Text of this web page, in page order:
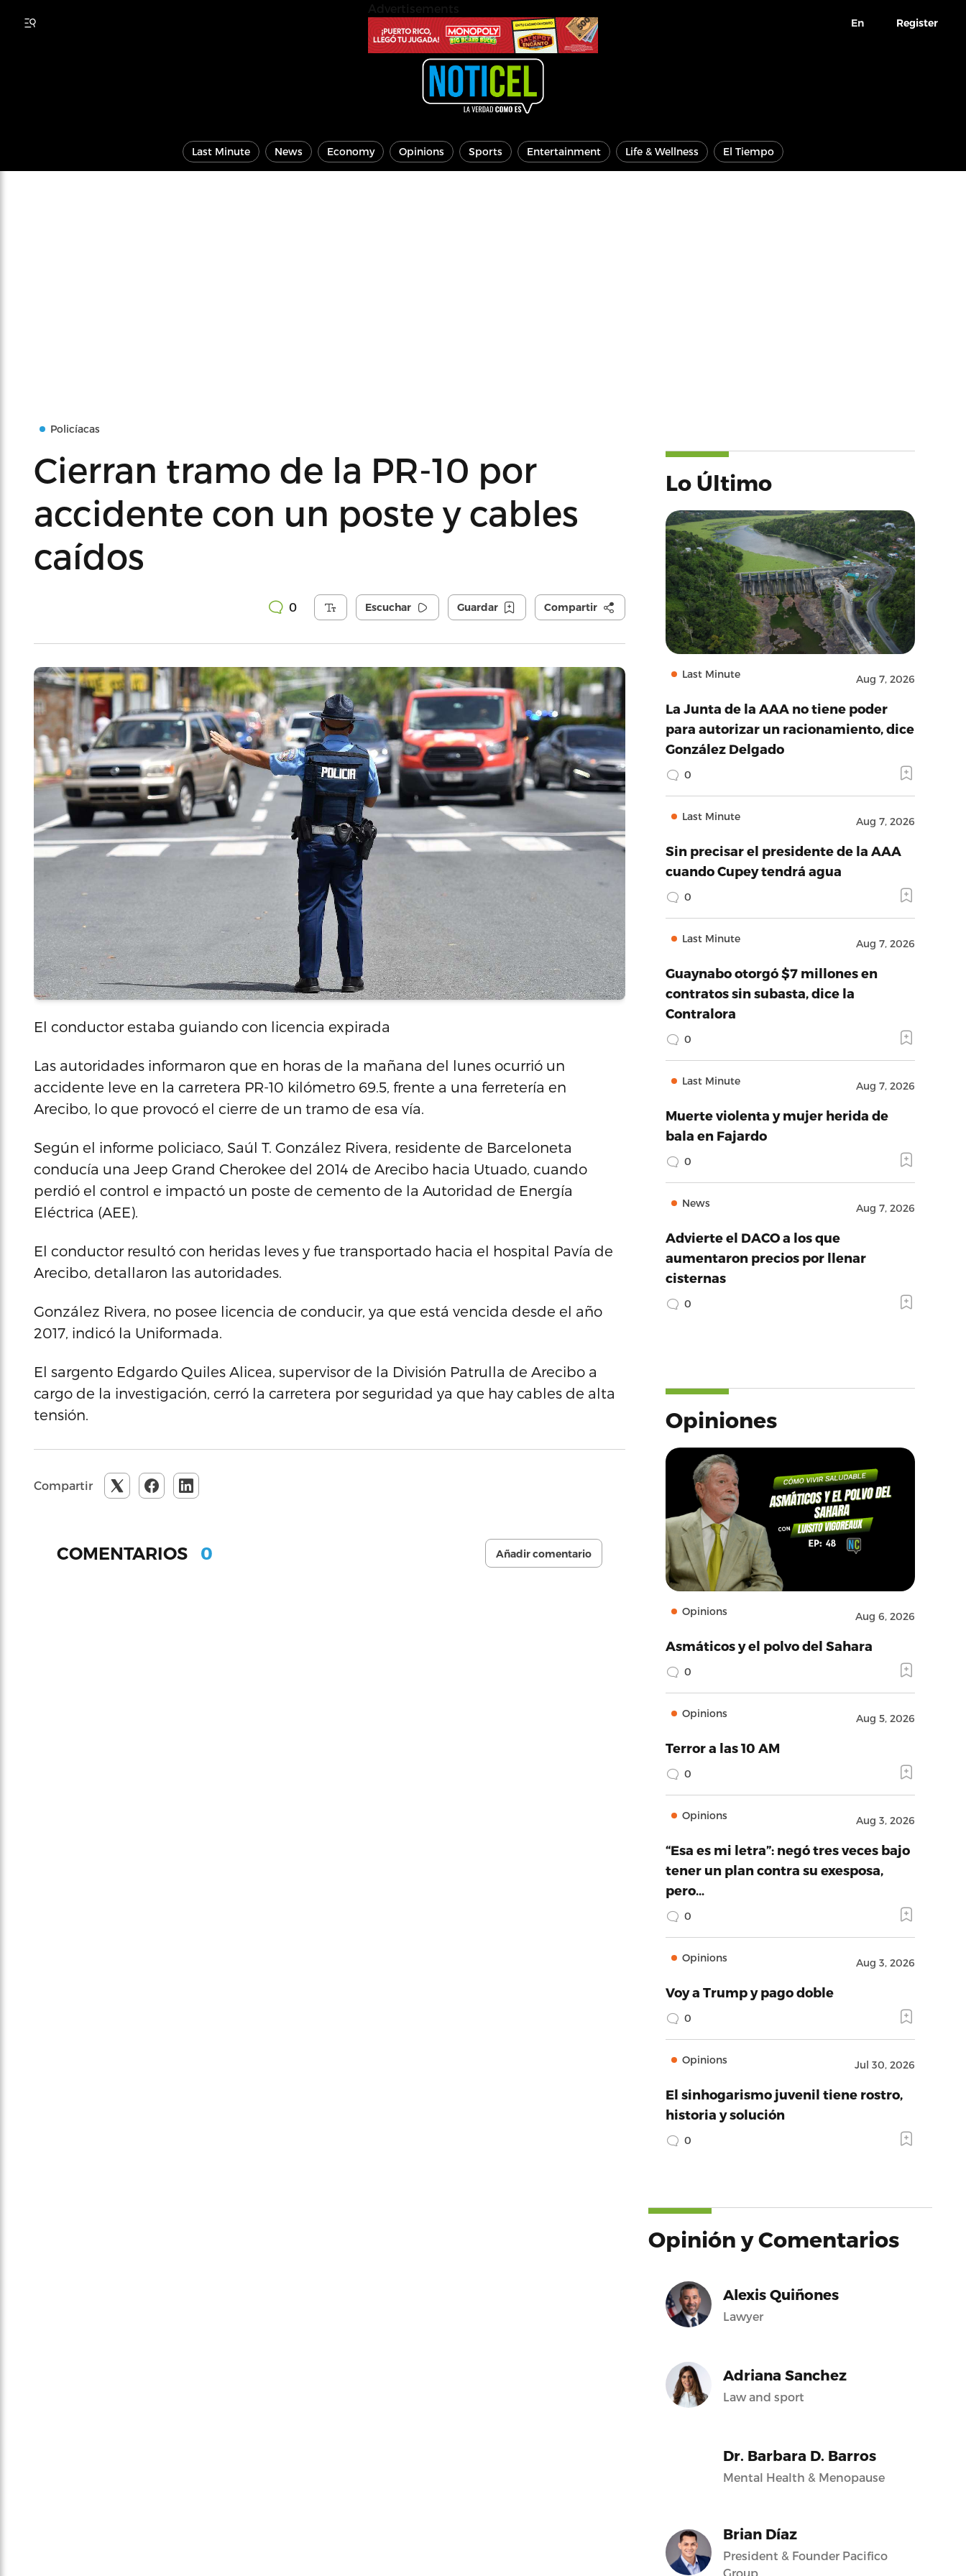
En Register
Last Minute News Economy Opinions Sports Entertainment Life & Wellness El Tiempo
Policíacas
Cierran tramo de la PR-10 por
accidente con un poste y cables
caídos
0 Escuchar Guardar Compartir
El conductor estaba guiando con licencia expirada
Las autoridades informaron que en horas de la mañana del lunes ocurrió un
accidente leve en la carretera PR-10 kilómetro 69.5, frente a una ferretería en
Arecibo, lo que provocó el cierre de un tramo de esa vía.
Según el informe policiaco, Saúl T. González Rivera, residente de Barceloneta
conducía una Jeep Grand Cherokee del 2014 de Arecibo hacia Utuado, cuando
perdió el control e impactó un poste de cemento de la Autoridad de Energía
Eléctrica (AEE).
El conductor resultó con heridas leves y fue transportado hacia el hospital Pavía de
Arecibo, detallaron las autoridades.
González Rivera, no posee licencia de conducir, ya que está vencida desde el año
2017, indicó la Uniformada.
El sargento Edgardo Quiles Alicea, supervisor de la División Patrulla de Arecibo a
cargo de la investigación, cerró la carretera por seguridad ya que hay cables de alta
tensión.
Compartir
COMENTARIOS 0 Añadir comentario
Lo Último
Last Minute Aug 7, 2026
La Junta de la AAA no tiene poder
para autorizar un racionamiento, dice
González Delgado
0
Last Minute Aug 7, 2026
Sin precisar el presidente de la AAA
cuando Cupey tendrá agua
0
Last Minute Aug 7, 2026
Guaynabo otorgó $7 millones en
contratos sin subasta, dice la
Contralora
0
Last Minute Aug 7, 2026
Muerte violenta y mujer herida de
bala en Fajardo
0
News Aug 7, 2026
Advierte el DACO a los que
aumentaron precios por llenar
cisternas
0
Opiniones
Opinions Aug 6, 2026
Asmáticos y el polvo del Sahara
0
Opinions Aug 5, 2026
Terror a las 10 AM
0
Opinions Aug 3, 2026
“Esa es mi letra”: negó tres veces bajo
tener un plan contra su exesposa,
pero…
0
Opinions Aug 3, 2026
Voy a Trump y pago doble
0
Opinions Jul 30, 2026
El sinhogarismo juvenil tiene rostro,
historia y solución
0
Opinión y Comentarios
Alexis Quiñones
Lawyer
Adriana Sanchez
Law and sport
Dr. Barbara D. Barros
Mental Health & Menopause
Brian Díaz
President & Founder Pacifico
Group